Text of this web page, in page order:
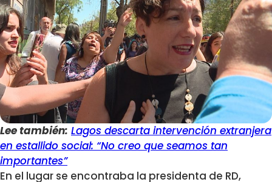
Lee también: Lagos descarta intervención extranjera
en estallido social: “No creo que seamos tan
importantes”
En el lugar se encontraba la presidenta de RD,